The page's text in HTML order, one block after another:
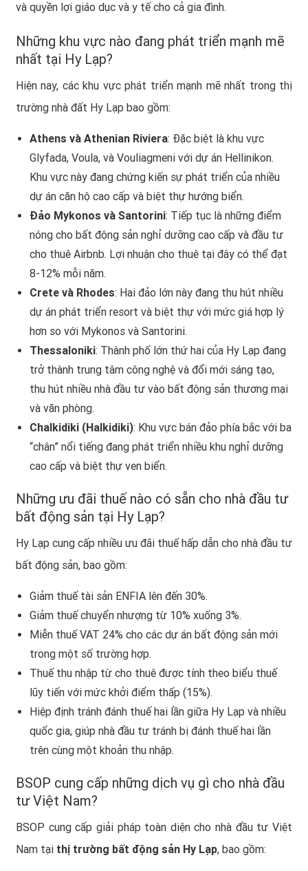
và quyền lợi giáo dục và y tế cho cả gia đình.
Những khu vực nào đang phát triển mạnh mẽ
nhất tại Hy Lạp?
Hiện nay, các khu vực phát triển mạnh mẽ nhất trong thị
trường nhà đất Hy Lạp bao gồm:
Athens và Athenian Riviera: Đặc biệt là khu vực
Glyfada, Voula, và Vouliagmeni với dự án Hellinikon.
Khu vực này đang chứng kiến sự phát triển của nhiều
dự án căn hộ cao cấp và biệt thự hướng biển.
Đảo Mykonos và Santorini: Tiếp tục là những điểm
nóng cho bất động sản nghỉ dưỡng cao cấp và đầu tư
cho thuê Airbnb. Lợi nhuận cho thuê tại đây có thể đạt
8-12% mỗi năm.
Crete và Rhodes: Hai đảo lớn này đang thu hút nhiều
dự án phát triển resort và biệt thự với mức giá hợp lý
hơn so với Mykonos và Santorini.
Thessaloniki: Thành phố lớn thứ hai của Hy Lạp đang
trở thành trung tâm công nghệ và đổi mới sáng tạo,
thu hút nhiều nhà đầu tư vào bất động sản thương mại
và văn phòng.
Chalkidiki (Halkidiki): Khu vực bán đảo phía bắc với ba
“chân” nổi tiếng đang phát triển nhiều khu nghỉ dưỡng
cao cấp và biệt thự ven biển.
Những ưu đãi thuế nào có sẵn cho nhà đầu tư
bất động sản tại Hy Lạp?
Hy Lạp cung cấp nhiều ưu đãi thuế hấp dẫn cho nhà đầu tư
bất động sản, bao gồm:
Giảm thuế tài sản ENFIA lên đến 30%.
Giảm thuế chuyển nhượng từ 10% xuống 3%.
Miễn thuế VAT 24% cho các dự án bất động sản mới
trong một số trường hợp.
Thuế thu nhập từ cho thuê được tính theo biểu thuế
lũy tiến với mức khởi điểm thấp (15%).
Hiệp định tránh đánh thuế hai lần giữa Hy Lạp và nhiều
quốc gia, giúp nhà đầu tư tránh bị đánh thuế hai lần
trên cùng một khoản thu nhập.
BSOP cung cấp những dịch vụ gì cho nhà đầu
tư Việt Nam?
BSOP cung cấp giải pháp toàn diện cho nhà đầu tư Việt
Nam tại thị trường bất động sản Hy Lạp, bao gồm: